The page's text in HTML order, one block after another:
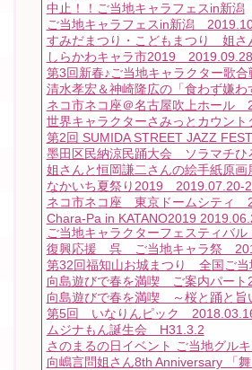
中止！！ご当地キャラフェスin新潟
ご当地キャラフェスin新潟
すみだまつり・こどもまつり 姐さ
しらかわキャラ市2019
第3回新春♪ご当地キャラクター歌
清水孝宏＆神崎隆広の「食わず嫌
ネコ市ネコ座＠名古屋吹上ホール
世界キャラクターさみっとカウン
第2回 SUMIDA STREET JAZZ
墨田区民納涼民踊大会 ソラマチひ
姐さんと恒岡謙二さんの絵手紙原
なかいち夏祭り2019 2019.07.20-
ネコ市ネコ座 東京ドームシティ
Chara-Pa in KATANO2019
ご当地キャラクターフェスティバ
復興応援 呉 ご当地キャラ祭
第32回福知山お城まつり 全国ご
向島遊びで春を満喫 ご案内パート
向島遊びで春を満喫 ～桜と踊と
第5回 いなりんピック
ムジナもん誕生会 H31.3.2
さのまるの日イベント ご当地グル
向嶋言問姐さん8th Anniversary 「